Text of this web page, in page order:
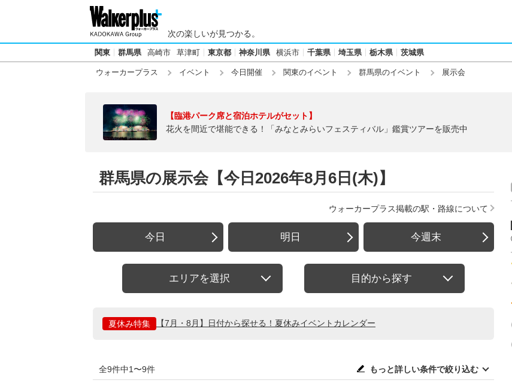
次の楽しいが見つかる。
関東 群馬県 高崎市 草津町 東京都 神奈川県 横浜市 千葉県 埼玉県 栃木県 茨城県
ウォーカープラス イベント 今日開催 関東のイベント 群馬県のイベント 展示会
【臨港パーク席と宿泊ホテルがセット】
花火を間近で堪能できる！「みなとみらいフェスティバル」鑑賞ツアーを販売中
群馬県の展示会【今日2026年8月6日(木)】
ウォーカープラス掲載の駅・路線について
今日 明日 今週末
エリアを選択 目的から探す
夏休み特集 【7月・8月】日付から探せる！夏休みイベントカレンダー
全9件中1〜9件 もっと詳しい条件で絞り込む